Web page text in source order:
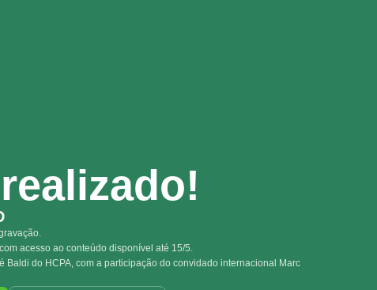
acesso ao conteúdo disponível até 15/5.
Baldi do HCPA, com a participação do convidado internacional Marc